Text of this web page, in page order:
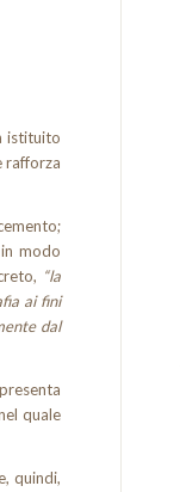
istituito
rafforza
modo
“la
ai fini
dal
quale
quindi,